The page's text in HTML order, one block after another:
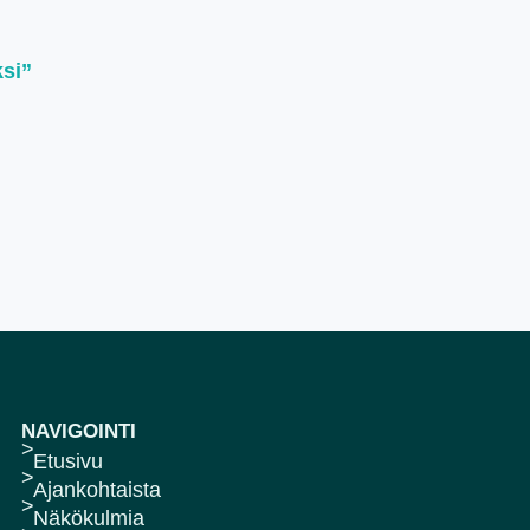
NAVIGOINTI
Etusivu
Ajankohtaista
Näkökulmia